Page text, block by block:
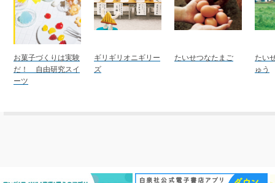
お菓子づくりは実験
だ！ 自由研究スイ
ーツ
ギリギリオニギリー
ズ
たいせつなたまご
たい
ゅう